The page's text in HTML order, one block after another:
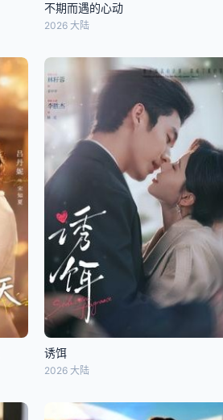
不期而遇的心动
2026 大陆
诱饵
2026 大陆